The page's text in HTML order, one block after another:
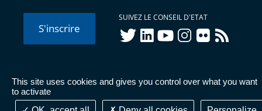
This site uses cookies and gives you control over what you want
to activate
S'inscrire
SUIVEZ LE CONSEIL D'ETAT
twitterlinkedInyoutubeinstagram
flickr rss
© Conseil d'État 2026 - Mentions légales
Données
personnelles-Publications administratives-Accessibilité :
partiellement conforme